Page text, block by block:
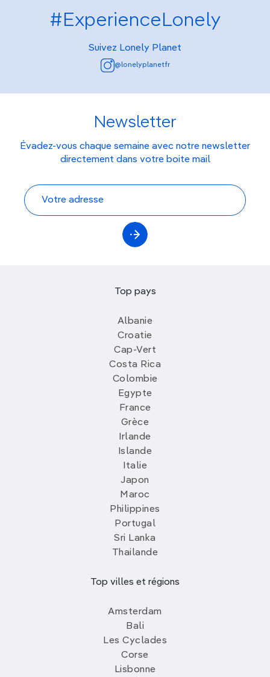
#ExperienceLonely
Suivez Lonely Planet
@lonelyplanetfr
Newsletter
Évadez-vous chaque semaine avec notre newsletter
directement dans votre boite mail
Top pays
Albanie
Croatie
Cap-Vert
Costa Rica
Colombie
Egypte
France
Grèce
Irlande
Islande
Italie
Japon
Maroc
Philippines
Portugal
Sri Lanka
Thailande
Top villes et régions
Amsterdam
Bali
Les Cyclades
Corse
Lisbonne